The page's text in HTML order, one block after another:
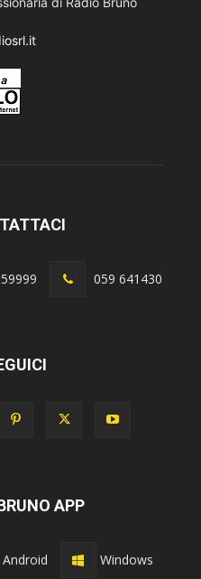
059 641430
APP
Android Windows